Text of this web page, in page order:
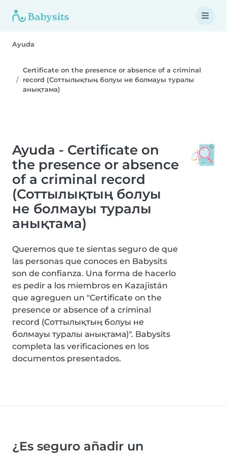
Ayuda
Certificate on the presence or absence of a criminal
record (Соттылықтың болуы не болмауы туралы
анықтама)
Ayuda - Certificate on
the presence or absence
of a criminal record
(Соттылықтың болуы
не болмауы туралы
анықтама)
Queremos que te sientas seguro de que
las personas que conoces en Babysits
son de confianza. Una forma de hacerlo
es pedir a los miembros en Kazajistán
que agreguen un "Certificate on the
presence or absence of a criminal
record (Соттылықтың болуы не
болмауы туралы анықтама)". Babysits
completa las verificaciones en los
documentos presentados.
¿Es seguro añadir un